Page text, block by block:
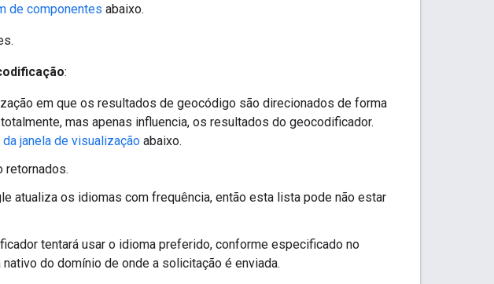
de componentes abaixo.
:
em que os resultados de geocódigo são direcionados de forma
mas apenas influencia, os resultados do geocodificador.
janela de visualização abaixo.
retornados.
atualiza os idiomas com frequência, então esta lista pode não estar
tentará usar o idioma preferido, conforme especificado no
nativo do domínio de onde a solicitação é enviada.